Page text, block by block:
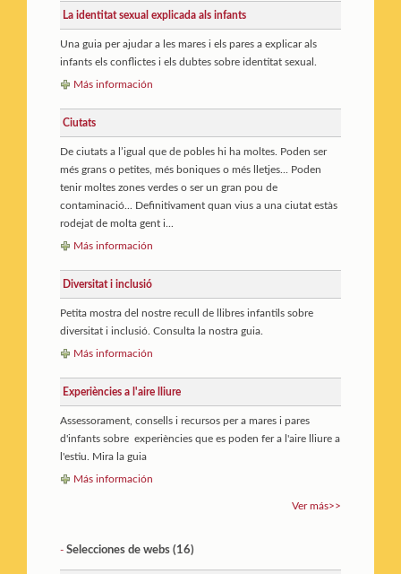
La identitat sexual explicada als infants
Una guia per ajudar a les mares i els pares a explicar als
infants els conflictes i els dubtes sobre identitat sexual.
Más información
Ciutats
De ciutats a l’igual que de pobles hi ha moltes. Poden ser
més grans o petites, més boniques o més lletjes... Poden
tenir moltes zones verdes o ser un gran pou de
contaminació... Definitivament quan vius a una ciutat estàs
rodejat de molta gent i...
Más información
Diversitat i inclusió
Petita mostra del nostre recull de llibres infantils sobre
diversitat i inclusió. Consulta la nostra guia.
Más información
Experiències a l'aire lliure
Assessorament, consells i recursos per a mares i pares
d'infants sobre experiències que es poden fer a l'aire lliure a
l'estiu. Mira la guia
Más información
Ver más>>
- Selecciones de webs (16)